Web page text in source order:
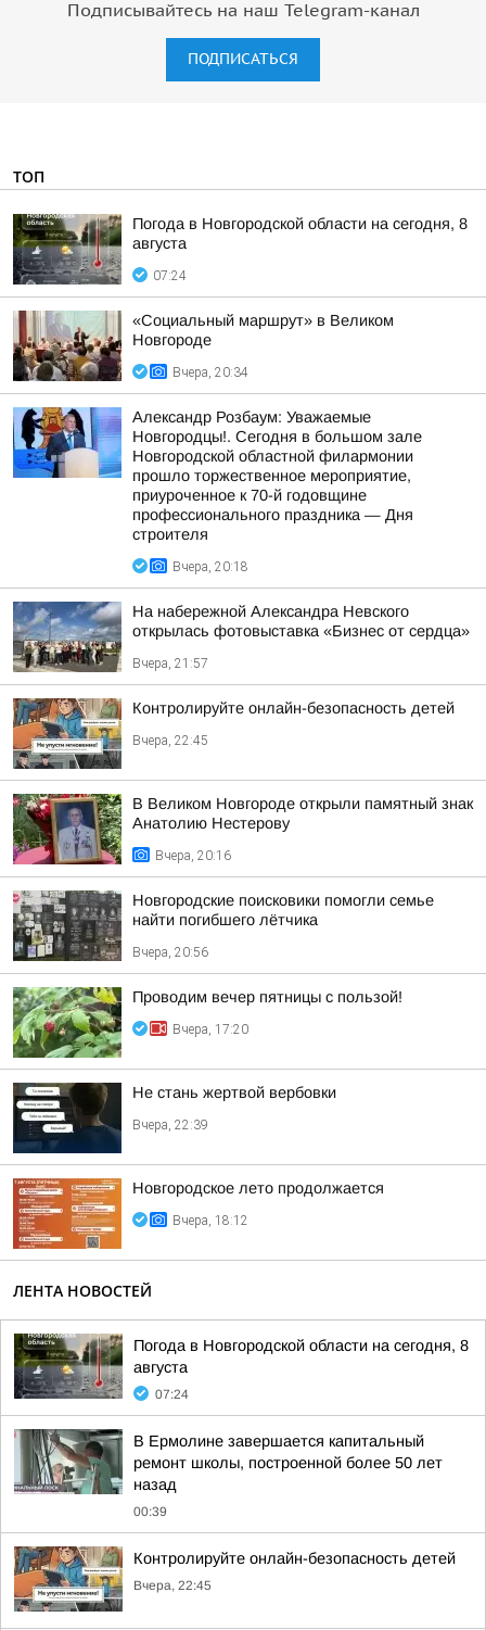
Подписывайтесь на наш Telegram-канал
ПОДПИСАТЬСЯ
ТОП
Погода в Новгородской области на сегодня, 8
августа
07:24
«Социальный маршрут» в Великом
Новгороде
Вчера, 20:34
Александр Розбаум: Уважаемые
Новгородцы!. Сегодня в большом зале
Новгородской областной филармонии
прошло торжественное мероприятие,
приуроченное к 70-й годовщине
профессионального праздника — Дня
строителя
Вчера, 20:18
На набережной Александра Невского
открылась фотовыставка «Бизнес от сердца»
Вчера, 21:57
Контролируйте онлайн-безопасность детей
Вчера, 22:45
В Великом Новгороде открыли памятный знак
Анатолию Нестерову
Вчера, 20:16
Новгородские поисковики помогли семье
найти погибшего лётчика
Вчера, 20:56
Проводим вечер пятницы с пользой!
Вчера, 17:20
Не стань жертвой вербовки
Вчера, 22:39
Новгородское лето продолжается
Вчера, 18:12
ЛЕНТА НОВОСТЕЙ
Погода в Новгородской области на сегодня, 8
августа
07:24
В Ермолине завершается капитальный
ремонт школы, построенной более 50 лет
назад
00:39
Контролируйте онлайн-безопасность детей
Вчера, 22:45